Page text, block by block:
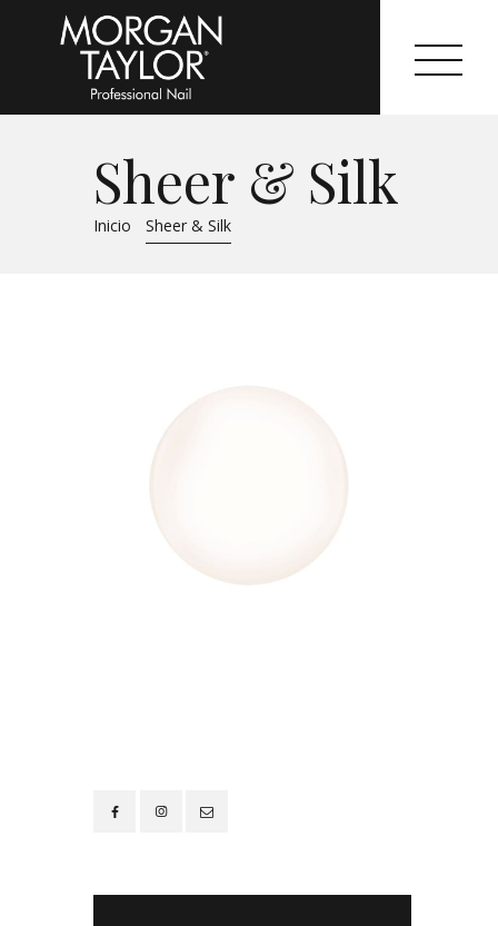
Sheer & Silk
Inicio Sheer & Silk
Morgan Taylor®
Sistemas Profesionales
Colecciones
Tutoriales
Contacto